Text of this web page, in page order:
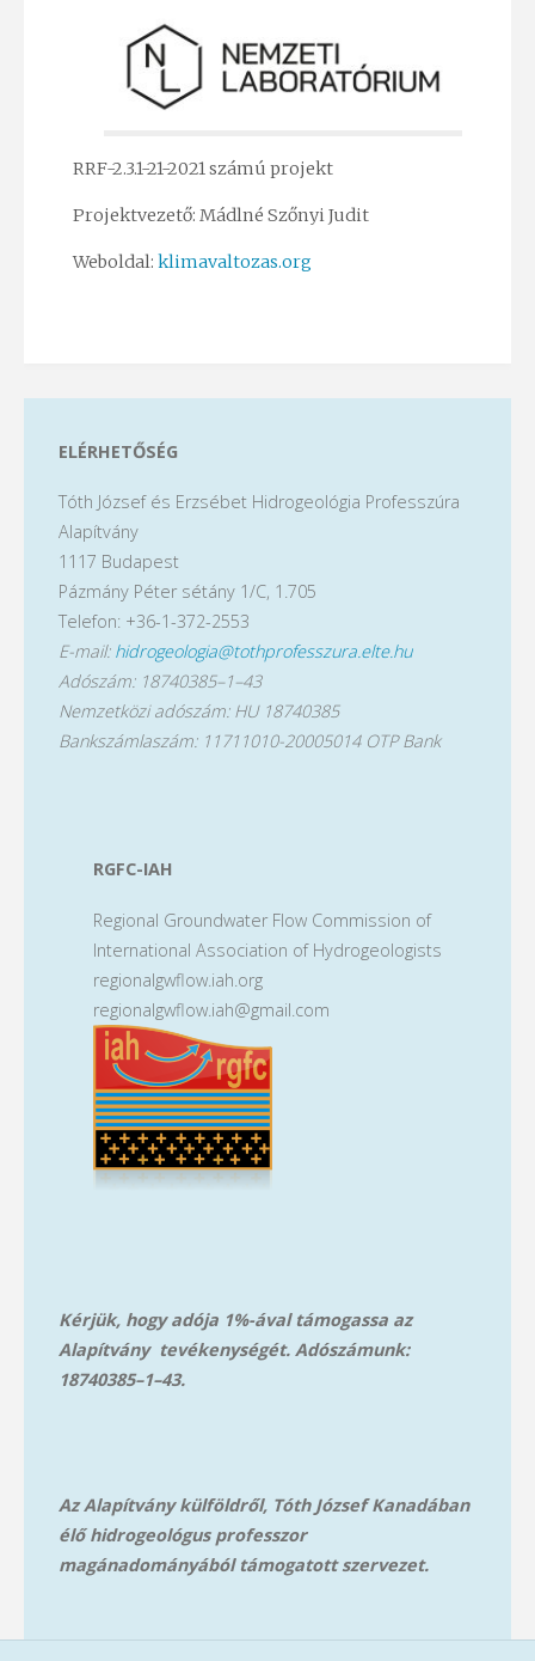
RRF-2.3.1-21-2021 számú projekt
Projektvezető: Mádlné Szőnyi Judit
Weboldal: klimavaltozas.org
ELÉRHETŐSÉG
Tóth József és Erzsébet Hidrogeológia Professzúra
Alapítvány
1117 Budapest
Pázmány Péter sétány 1/C, 1.705
Telefon: +36-1-372-2553
E-mail: hidrogeologia@tothprofesszura.elte.hu
Adószám: 18740385–1–43
Nemzetközi adószám: HU 18740385
Bankszámlaszám: 11711010-20005014 OTP Bank
RGFC-IAH
Regional Groundwater Flow Commission of
International Association of Hydrogeologists
regionalgwflow.iah.org
regionalgwflow.iah@gmail.com
Kérjük, hogy adója 1%-ával támogassa az
Alapítvány tevékenységét. Adószámunk:
18740385–1–43.
Az Alapítvány külföldről, Tóth József Kanadában
élő hidrogeológus professzor
magánadományából támogatott szervezet.